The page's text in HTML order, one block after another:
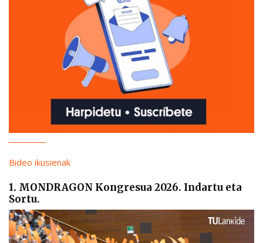
Bideo ikusienak
1. MONDRAGON Kongresua 2026. Indartu eta
Sortu.